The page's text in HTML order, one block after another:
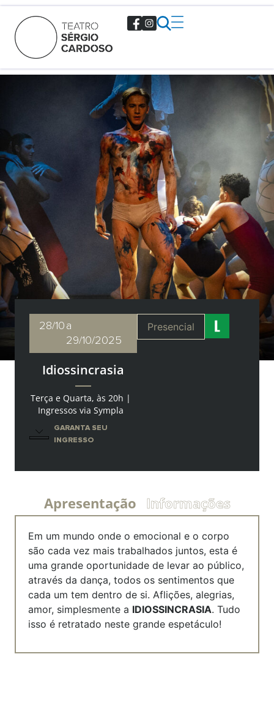
28/10 a
29/10/2025
Idiossincrasia
Terça e Quarta, às 20h |
Ingressos via Sympla
GARANTA SEU
INGRESSO
Presencial
Apresentação Informações
Em um mundo onde o emocional e o corpo
são cada vez mais trabalhados juntos, esta é
uma grande oportunidade de levar ao público,
através da dança, todos os sentimentos que
cada um tem dentro de si. Aflições, alegrias,
amor, simplesmente a IDIOSSINCRASIA. Tudo
isso é retratado neste grande espetáculo!